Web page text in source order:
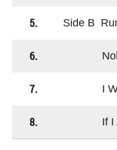
5. Side B
6.
7. I Will
8. If I